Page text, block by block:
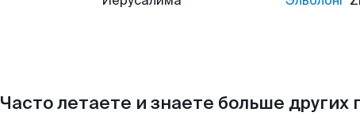
Часто летаете и знаете больше